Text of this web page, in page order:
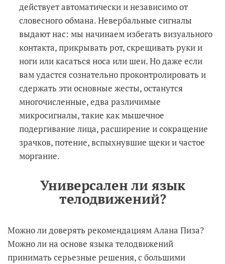
действует автоматически и независимо от
словесного обмана. Невербальные сигналы
выдают нас: мы начинаем избегать визуального
контакта, прикрывать рот, скрещивать руки и
ноги или касаться носа или шеи. Но даже если
вам удастся сознательно проконтролировать и
сдержать эти основные жесты, останутся
многочисленные, едва различимые
микросигналы, такие как мышечное
подергивание лица, расширение и сокращение
зрачков, потение, вспыхнувшие щеки и частое
моргание.
Универсален ли язык
телодвижений?
Можно ли доверять рекомендациям Алана Пиза?
Можно ли на основе языка телодвижений
принимать серьезные решения, с большими